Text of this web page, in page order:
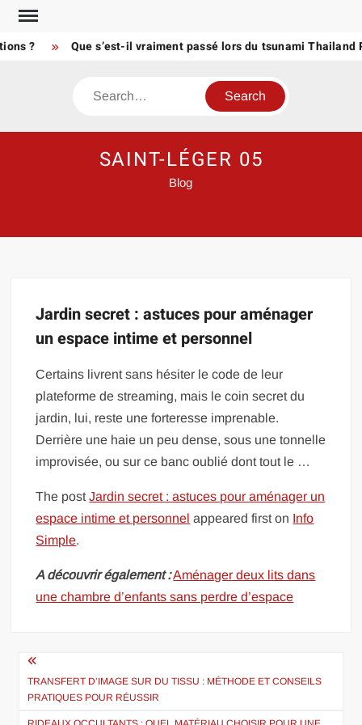
Skip
content
? Que s’est-il vraiment passé lors du tsunami Thailand
Search
SAINT-LÉGER 05
Blog
Jardin secret : astuces pour aménager
un espace intime et personnel
Certains livrent sans hésiter le code de leur
plateforme de streaming, mais le coin secret du
jardin, lui, reste une forteresse imprenable.
Derrière une haie un peu dense, sous une tonnelle
improvisée, ou sur ce banc oublié dont tout le …
The postJardin secret : astuces pour aménager un
espace intime et personnel appeared first on Info
Simple.
A découvrir également :Aménager deux lits dans
une chambre d’enfants sans perdre d’espace
Navigation
de
l’article
TRANSFERT D’IMAGE SUR DU TISSU : MÉTHODE ET CONSEILS
PRATIQUES POUR RÉUSSIR